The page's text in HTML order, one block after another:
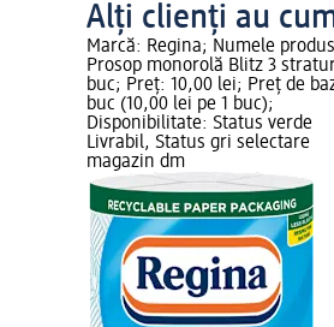
Alți clienți au
Marcă: Regina; Numele
Prosop monorolă Blitz 3
buc; Preț: 10,00 lei; Preț de
buc (10,00 lei pe 1 buc);
Disponibilitate: Status verde
Livrabil, Status gri selectare
magazin dm